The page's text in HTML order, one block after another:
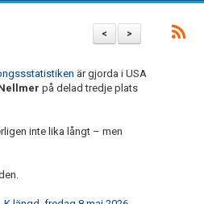
>
<
är gjorda i USA
på delad tredje plats
inte lika långt – men